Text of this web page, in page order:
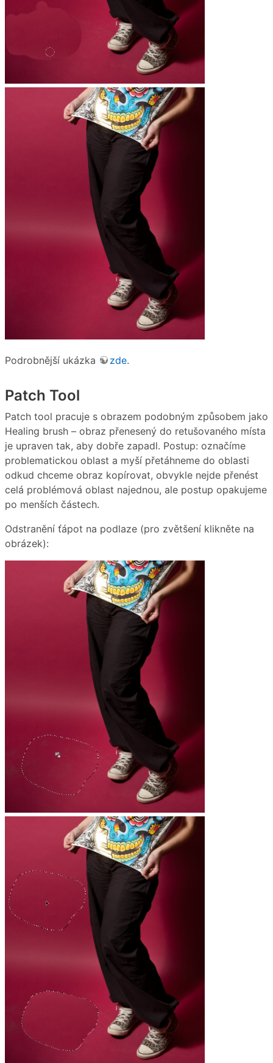
Podrobnější ukázka zde.
Patch Tool
Patch tool pracuje s obrazem podobným způsobem jako
Healing brush – obraz přenesený do retušovaného místa
je upraven tak, aby dobře zapadl. Postup: označíme
problematickou oblast a myší přetáhneme do oblasti
odkud chceme obraz kopírovat, obvykle nejde přenést
celá problémová oblast najednou, ale postup opakujeme
po menších částech.
Odstranění ťápot na podlaze (pro zvětšení klikněte na
obrázek):